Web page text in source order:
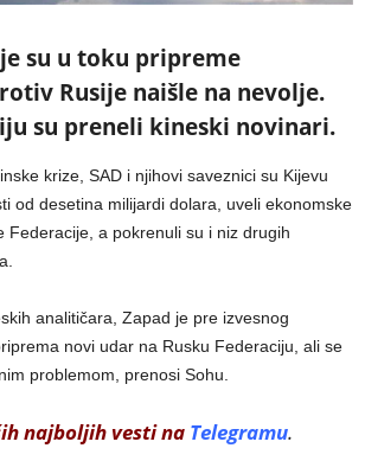
su u toku pripreme
Rusije naišle na nevolje.
su preneli kineski novinari.
krize, SAD i njihovi saveznici su Kijevu
od desetina milijardi dolara, uveli ekonomske
Federacije, a pokrenuli su i niz drugih
analitičara, Zapad je pre izvesnog
novi udar na Rusku Federaciju, ali se
problemom, prenosi Sohu.
najboljih vesti na Telegramu.